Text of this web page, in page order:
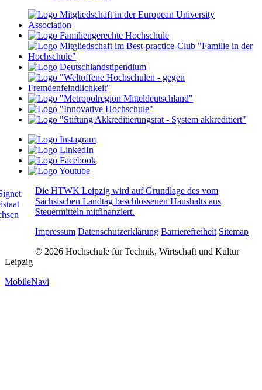
Die HTWK Leipzig wird auf Grundlage des vom
Sächsischen Landtag beschlossenen Haushalts aus
Steuermitteln mitfinanziert.
Impressum Datenschutzerklärung Barrierefreiheit Sitemap
© 2026 Hochschule für Technik, Wirtschaft und Kultur
Leipzig
MobileNavi